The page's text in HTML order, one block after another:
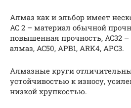
Алмаз как и эльбор имеет
AC 2 – материал обычной
повышенная прочность, AC32
алмаз, AC50, APB1, ARK4, APC3.
Алмазные круги
устойчивостью к износу,
низкой хрупкостью.